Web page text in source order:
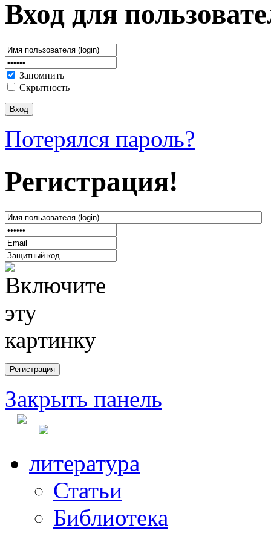
Вход для
Запомнить
Скрытность
Потерялся пароль?
Регистрация!
Закрыть панель
литература
Статьи
Библиотека